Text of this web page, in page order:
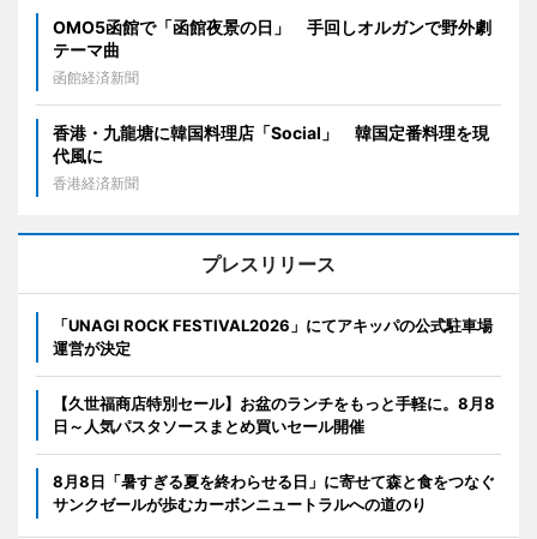
OMO5函館で「函館夜景の日」 手回しオルガンで野外劇
テーマ曲
函館経済新聞
香港・九龍塘に韓国料理店「Social」 韓国定番料理を現
代風に
香港経済新聞
プレスリリース
「UNAGI ROCK FESTIVAL2026」にてアキッパの公式駐車場
運営が決定
【久世福商店特別セール】お盆のランチをもっと手軽に。8月8
日～人気パスタソースまとめ買いセール開催
8月8日「暑すぎる夏を終わらせる日」に寄せて森と食をつなぐ
サンクゼールが歩むカーボンニュートラルへの道のり